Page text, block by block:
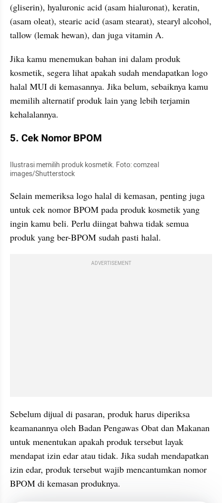
(gliserin), hyaluronic acid (asam hialuronat), keratin,
(asam oleat), stearic acid (asam stearat), stearyl alcohol,
tallow (lemak hewan), dan juga vitamin A.
Jika kamu menemukan bahan ini dalam produk
kosmetik, segera lihat apakah sudah mendapatkan logo
halal MUI di kemasannya. Jika belum, sebaiknya kamu
memilih alternatif produk lain yang lebih terjamin
kehalalannya.
5. Cek Nomor BPOM
Ilustrasi memilih produk kosmetik. Foto: comzeal
images/Shutterstock
Selain memeriksa logo halal di kemasan, penting juga
untuk cek nomor BPOM pada produk kosmetik yang
ingin kamu beli. Perlu diingat bahwa tidak semua
produk yang ber-BPOM sudah pasti halal.
ADVERTISEMENT
Sebelum dijual di pasaran, produk harus diperiksa
keamanannya oleh Badan Pengawas Obat dan Makanan
untuk menentukan apakah produk tersebut layak
mendapat izin edar atau tidak. Jika sudah mendapatkan
izin edar, produk tersebut wajib mencantumkan nomor
BPOM di kemasan produknya.